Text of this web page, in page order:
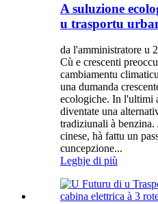
A suluzione
u trasportu
da l'amministratore u
Cù e crescenti
cambiamentu
una dumanda
ecologiche. In l'ultimi
diventate una
tradiziunali à
cinese, hà fattu un
cuncepzione...
Leghje di più